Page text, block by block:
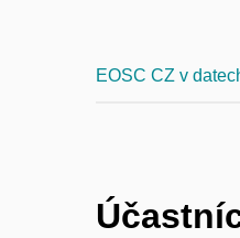
EOSC CZ v